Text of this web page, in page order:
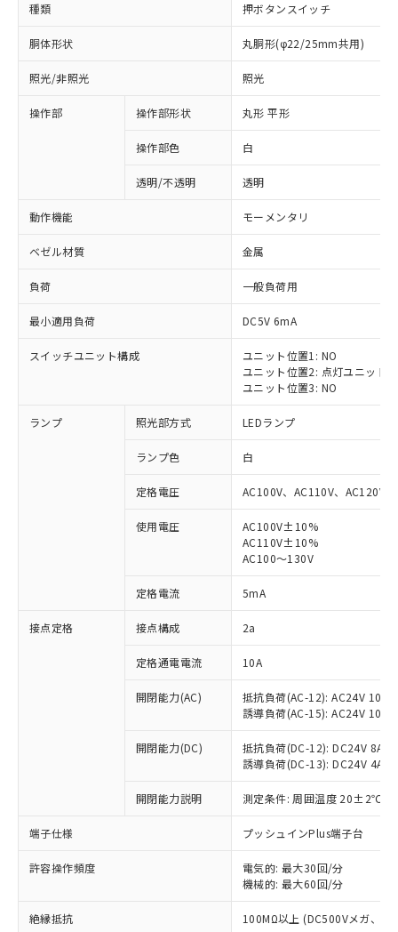
種類 押ボタンスイッチ
胴体形状 丸胴形(φ22/25mm共用)
照光/非照光 照光
操作部 操作部形状 丸形 平形
操作部色 白
透明/不透明 透明
動作機能 モーメンタリ
ベゼル材質 金属
負荷 一般負荷用
最小適用負荷 DC5V 6mA
スイッチユニット構成
ユニット位置1: NO
ユニット位置2: 点灯ユニット
ユニット位置3: NO
ランプ 照光部方式 LEDランプ
ランプ色 白
定格電圧 AC100V、AC110V、AC120V
使用電圧
AC100V±10%
AC110V±10%
AC100～130V
定格電流 5mA
接点定格 接点構成 2a
定格通電電流 10A
開閉能力(AC)
抵抗負荷(AC-12): AC24V 10A/
誘導負荷(AC-15): AC24V
開閉能力(DC)
抵抗負荷(DC-12): DC24V 8A/
誘導負荷(DC-13): DC24V 4A/
開閉能力説明 測定条件: 周囲温度 20±2℃、
端子仕様 プッシュインPlus端子台
許容操作頻度
電気的: 最大30回/分
機械的: 最大60回/分
絶縁抵抗 100MΩ以上 (DC500Vメガ、点
ご利用条件
以下の条件をお読みいただき、同意のうえ
ご利用ください。
商品の当社在庫状況および標準価格
(税抜)を提供させていただくもので
当社制御機器事業取扱商品の中には、
本サービスの対象外となる商品もある
ことをご了承ください。
在庫状況および標準価格照会結果は、
記載している更新日時点での社内デー
タに基づき作成されるものであり、閲
覧された時点での実際の在庫および標
※1 対応状況
対応済み：EU RoHS指令（10物質）の
非含有に対応した製品が提供可能な商品で
対応予定：EU RoHS指令（10物質）の非含
有に対応した製品に切り替える予定のある
対応予定なし：EU RoHS指令（10物質）の
非含有に非対応の商品で、対応品を出す予
調査・確認中：EU RoHS指令（10物質）の
非含有の対応状況を調査中または確認中の
非該当品：ライセンス料など無形物で、有
害物質有無と関係のない商品です。
仕入先様の事情により、非含有部品として
いたものが、含有品と判明した場合などや
むを得ず変更することがあります。
ミウム(Cd) 100ppm以下、
※1 中国RoHS○×表
「○」：最大均質材料含有率が中国RoHSの
基準値以下であることを示します。
「×」：最大均質材料含有率が中国RoHSの
基準値を超えていることを示します。
「－」：未確認です。当社販売部門へお問
い合わせください。
*中国RoHS10物質の基準値 (GB/T26572)：
Pb(鉛) :1000ppm、 Hg(水銀) : 1000ppm、 Cd(カドミウ
当社は、これら貴社製品のうち、外国
為替および外国貿易法に定める商品
（以下｢規制貨物等」という）を輸出
または国外への提供する場合は、日本
国政府の輸出許可(または役務取引許